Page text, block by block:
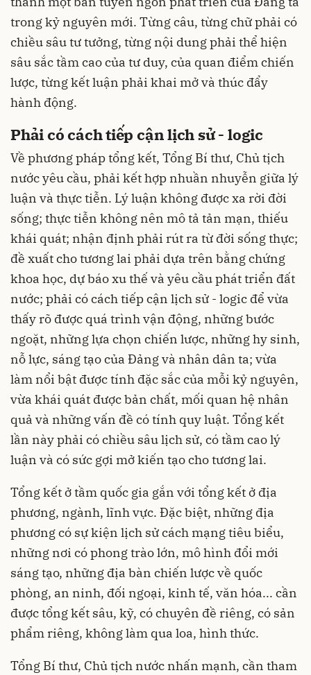
trong kỷ nguyên mới. Từng câu, từng chữ phải có
chiều sâu tư tưởng, từng nội dung phải thể hiện
sâu sắc tầm cao của tư duy, của quan điểm chiến
lược, từng kết luận phải khai mở và thúc đẩy
hành động.
Phải có cách tiếp cận lịch sử - logic
Về phương pháp tổng kết, Tổng Bí thư, Chủ tịch
nước yêu cầu, phải kết hợp nhuần nhuyễn giữa lý
luận và thực tiễn. Lý luận không được xa rời đời
sống; thực tiễn không nên mô tả tản mạn, thiếu
khái quát; nhận định phải rút ra từ đời sống thực;
đề xuất cho tương lai phải dựa trên bằng chứng
khoa học, dự báo xu thế và yêu cầu phát triển đất
nước; phải có cách tiếp cận lịch sử - logic để vừa
thấy rõ được quá trình vận động, những bước
ngoặt, những lựa chọn chiến lược, những hy sinh,
nỗ lực, sáng tạo của Đảng và nhân dân ta; vừa
làm nổi bật được tính đặc sắc của mỗi kỷ nguyên,
vừa khái quát được bản chất, mối quan hệ nhân
quả và những vấn đề có tính quy luật. Tổng kết
lần này phải có chiều sâu lịch sử, có tầm cao lý
luận và có sức gợi mở kiến tạo cho tương lai.
Tổng kết ở tầm quốc gia gắn với tổng kết ở địa
phương, ngành, lĩnh vực. Đặc biệt, những địa
phương có sự kiện lịch sử cách mạng tiêu biểu,
những nơi có phong trào lớn, mô hình đổi mới
sáng tạo, những địa bàn chiến lược về quốc
phòng, an ninh, đối ngoại, kinh tế, văn hóa... cần
được tổng kết sâu, kỹ, có chuyên đề riêng, có sản
phẩm riêng, không làm qua loa, hình thức.
Tổng Bí thư, Chủ tịch nước nhấn mạnh, cần tham